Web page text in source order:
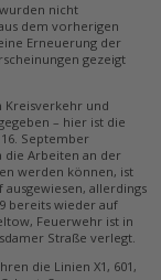
nicht
dem vorherigen
Erneuerung der
gezeigt
Kreisverkehr und
– hier ist die
September
die Arbeiten an der
werden können, ist
ausgewiesen, allerdings
bereits wieder auf
Feuerwehr ist in
Straße verlegt.
die Linien X1, 601,